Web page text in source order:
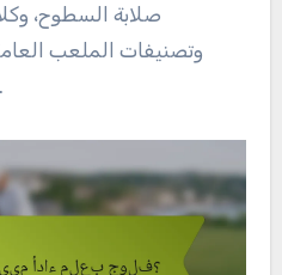
صلابة السطوح،
وتصنيفات الملعب
ضروري لتحليل الأداء بدقة.